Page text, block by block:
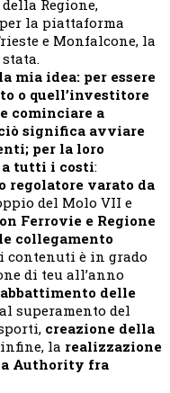
Regione,
la piattaforma
e Monfalcone, la
mia idea: per essere
o quell’investitore
cominciare a
significa avviare
per la loro
tutti i costi:
regolatore varato da
del Molo VII e
Ferrovie e Regione
collegamento
contenuti è in grado
di teu all’anno
abbattimento delle
superamento del
creazione della
infine, la realizzazione
Authority fra